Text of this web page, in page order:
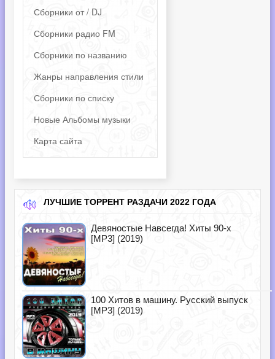
Сборники от / DJ
Сборники радио FM
Сборники по названию
Жанры направления стили
Сборники по списку
Новые Альбомы музыки
Карта сайта
ЛУЧШИЕ ТОРРЕНТ РАЗДАЧИ 2022 ГОДА
Девяностые Навсегда! Хиты 90-х
[MP3] (2019)
100 Хитов в машину. Русский выпуск
[MP3] (2019)